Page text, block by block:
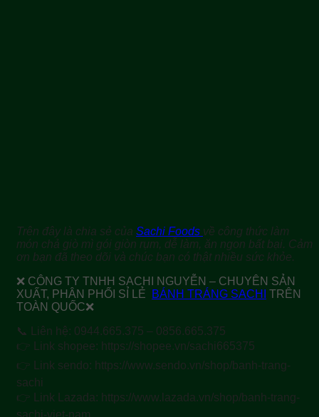
Trên đây là chia sẻ của Sachi Foods về công thức làm
món chả giò mì gói giòn rụm, dễ làm, ăn ngon bất bại. Cảm
ơn bạn đã theo dõi và chúc bạn có thật nhiều sức khỏe.
❌ CÔNG TY TNHH SACHI NGUYỄN – CHUYÊN SẢN
XUẤT, PHÂN PHỐI SỈ LẺ
BÁNH TRÁNG SACHI
TRÊN
TOÀN QUỐC❌
📞 Liên hệ: 0944.665.375 – 0856.665.375
👉 Link shopee: https://shopee.vn/sachi665375
👉 Link sendo: https://www.sendo.vn/shop/banh-trang-
sachi
👉 Link Lazada: https://www.lazada.vn/shop/banh-trang-
sachi-viet-nam